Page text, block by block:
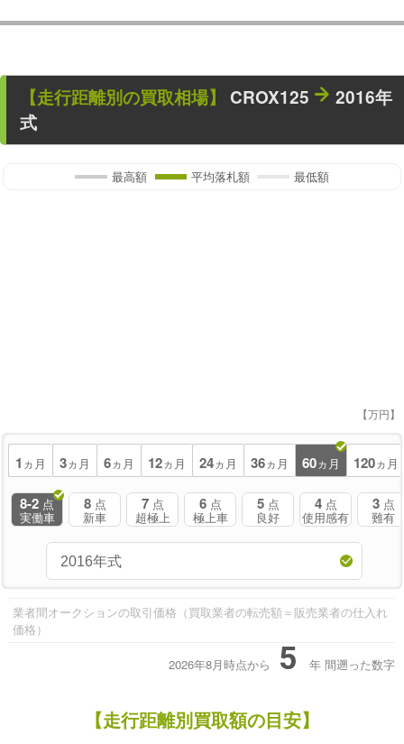
【走行距離別の買取相場】 CROX125
2016年
式
最高額 平均落札額 最低額
【万円】
1 ヵ月 3ヵ月 6ヵ月 12ヵ月 24ヵ月 36ヵ月 60ヵ月 120ヵ月
8-2 点
実働車
8 点
新車
7 点
超極上
6 点
極上車
5 点
良好
4 点
使用感有
3 点
難有
業者間オークションの取引価格（買取業者の転売額＝販売業者の仕入れ
価格）
2026年8月時点から 5 年 間遡った数字
【走行距離別買取額の目安】